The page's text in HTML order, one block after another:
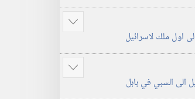
اول ملك لاسرائيل
عرض
الى السبي في بابل
عرض